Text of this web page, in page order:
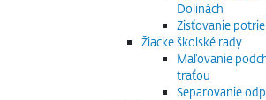
Dolinách
Zisťovanie
Žiacke školské rady
Maľovanie
traťou
Separovanie